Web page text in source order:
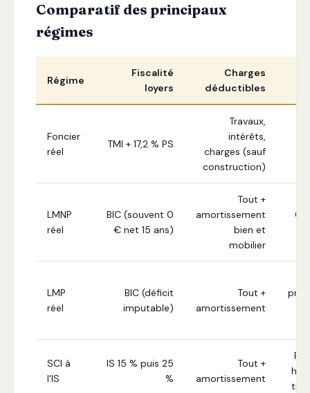
Comparatif des principaux
régimes
Régime
Fiscalité
loyers
Charges
déductibles
Foncier
réel
TMI + 17,2 % PS
Travaux,
intérêts,
charges (sauf
construction)
LMNP
réel
BIC (souvent 0
€ net 15 ans)
Tout +
amortissement
bien et
mobilier
LMP
réel
BIC (déficit
imputable)
Tout +
amortissement
SCI à
l'IS
IS 15 % puis 25
%
Tout +
amortissement